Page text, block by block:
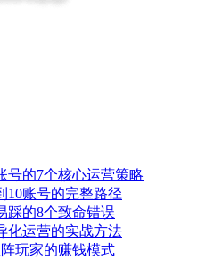
号的7个核心运营策略
10账号的完整路径
踩的8个致命错误
化运营的实战方法
玩家的赚钱模式